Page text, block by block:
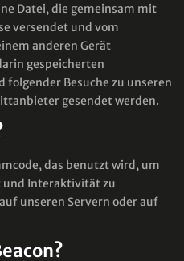
Datei, die gemeinsam mit
versendet und vom
anderen Gerät
gespeicherten
Besuche zu unseren
gesendet werden.
das benutzt wird, um
und Interaktivität zu
unseren Servern oder auf